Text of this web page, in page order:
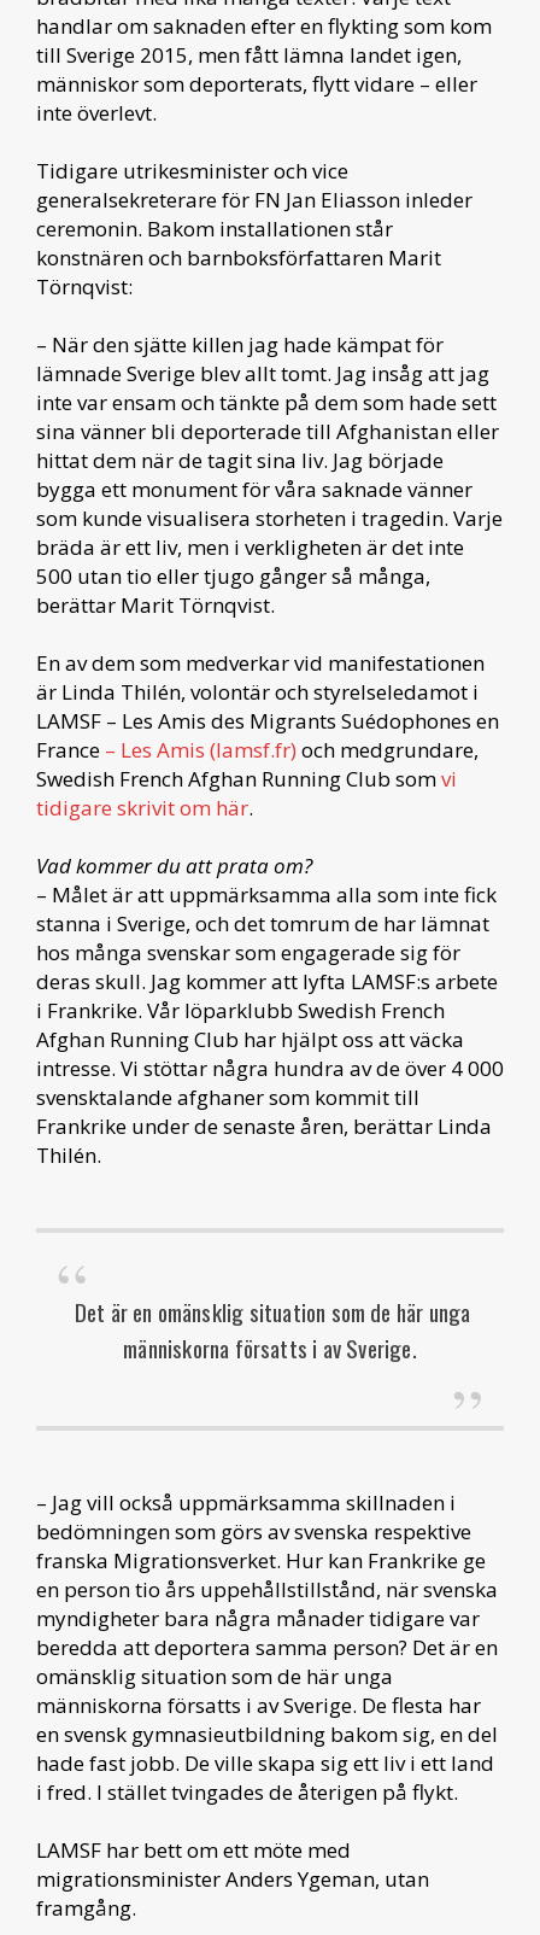
handlar om saknaden efter en flykting som kom
till Sverige 2015, men fått lämna landet igen,
människor som deporterats, flytt vidare – eller
inte överlevt.
Tidigare utrikesminister och vice
generalsekreterare för FN Jan Eliasson inleder
ceremonin. Bakom installationen står
konstnären och barnboksförfattaren Marit
Törnqvist:
– När den sjätte killen jag hade kämpat för
lämnade Sverige blev allt tomt. Jag insåg att jag
inte var ensam och tänkte på dem som hade sett
sina vänner bli deporterade till Afghanistan eller
hittat dem när de tagit sina liv. Jag började
bygga ett monument för våra saknade vänner
som kunde visualisera storheten i tragedin. Varje
bräda är ett liv, men i verkligheten är det inte
500 utan tio eller tjugo gånger så många,
berättar Marit Törnqvist.
En av dem som medverkar vid manifestationen
är Linda Thilén, volontär och styrelseledamot i
LAMSF – Les Amis des Migrants Suédophones en
France – Les Amis (lamsf.fr) och medgrundare,
Swedish French Afghan Running Club somvi
tidigare skrivit om här.
Vad kommer du att prata om?
– Målet är att uppmärksamma alla som inte fick
stanna i Sverige, och det tomrum de har lämnat
hos många svenskar som engagerade sig för
deras skull. Jag kommer att lyfta LAMSF:s arbete
i Frankrike. Vår löparklubb Swedish French
Afghan Running Club har hjälpt oss att väcka
intresse. Vi stöttar några hundra av de över 4 000
svensktalande afghaner som kommit till
Frankrike under de senaste åren, berättar Linda
Thilén.
Det är en omänsklig situation som de här unga
människorna försatts i av Sverige.
– Jag vill också uppmärksamma skillnaden i
bedömningen som görs av svenska respektive
franska Migrationsverket. Hur kan Frankrike ge
en person tio års uppehållstillstånd, när svenska
myndigheter bara några månader tidigare var
beredda att deportera samma person? Det är en
omänsklig situation som de här unga
människorna försatts i av Sverige. De flesta har
en svensk gymnasieutbildning bakom sig, en del
hade fast jobb. De ville skapa sig ett liv i ett land
i fred. I stället tvingades de återigen på flykt.
LAMSF har bett om ett möte med
migrationsminister Anders Ygeman, utan
framgång.